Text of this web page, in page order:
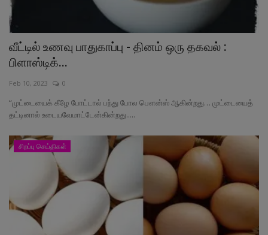
வீட்டில் உணவு பாதுகாப்பு - தினம் ஒரு தகவல் :
பிளாஸ்டிக்...
Feb 10, 2023 0
“முட்டையைக் கீழே போட்டால் பந்து போல பௌன்ஸ் ஆகின்றது… முட்டையைத்
தட்டினால் உடையவேமாட்டேன்கின்றது.....
சிறப்பு செய்திகள்